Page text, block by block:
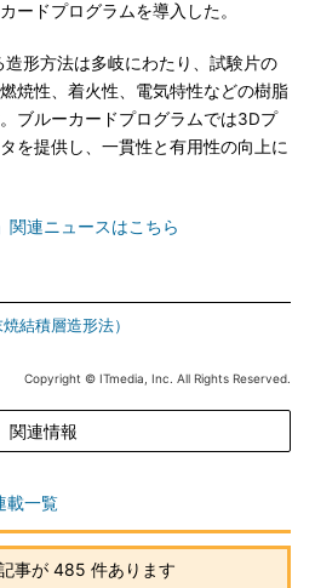
ードプログラムを導入した。
形方法は多岐にわたり、試験片の
焼性、着火性、電気特性などの樹脂
ブルーカードプログラムでは3Dプ
を提供し、一貫性と有用性の向上に
連ニュースはこちら
結積層造形法）
Copyright © ITmedia, Inc. All Rights Reserved.
関連情報
載一覧
事が 485 件あります